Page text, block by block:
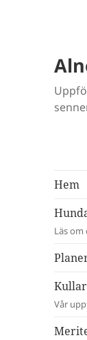
Hem
Läs
Vår